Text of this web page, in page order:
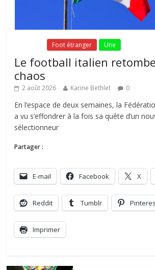
Foot étranger Une
Le football italien
chaos
2 août 2026 Karine Bethlet 0
En l’espace de deux semaines, la
a vu s’effondrer à la fois sa quête d’un
sélectionneur
Partager :
E-mail Facebook X
Reddit Tumblr
Imprimer